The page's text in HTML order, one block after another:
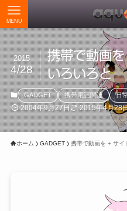
MENU
携帯で動画
いろいろと
2015
4/28
GADGET 携帯電話関連 日
2004年9月27日 2015年4月28
ホーム GADGET 携帯で動画を + サイ